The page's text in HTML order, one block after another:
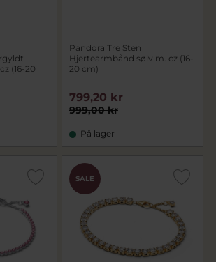
(16-20
Pandora Tre Sten
Hjertearmbånd sølv m. cz (16-
20 cm)
999,00 kr
799,20 kr
På lager
SALE